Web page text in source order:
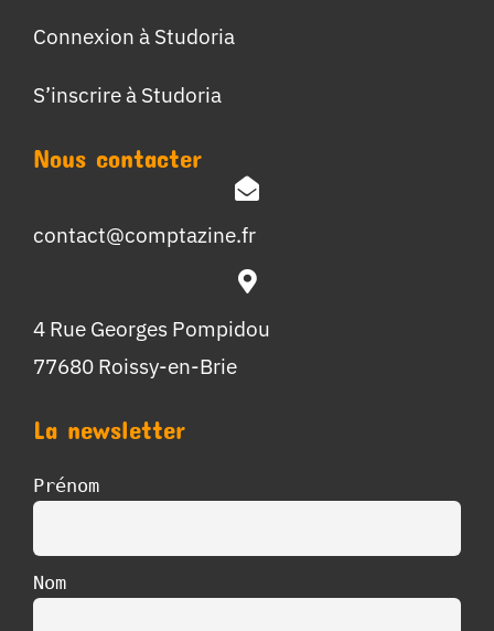
Connexion à Studoria
S’inscrire à Studoria
Nous contacter
contact@comptazine.fr
4 Rue Georges Pompidou
77680 Roissy-en-Brie
La newsletter
Prénom
Nom